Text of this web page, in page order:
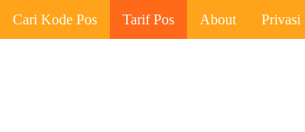
Cari Kode Pos Tarif Pos About Privasi